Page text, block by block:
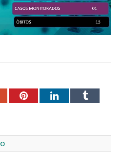
PinterestLinkedInTumblr